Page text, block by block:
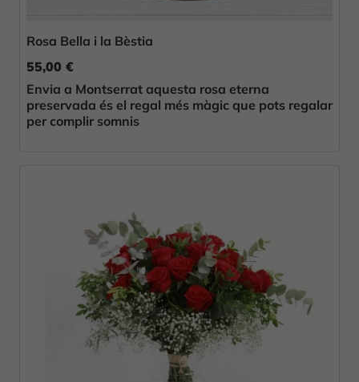
Rosa Bella i la Bèstia
55,00 €
Envia a Montserrat aquesta rosa eterna
preservada és el regal més màgic que pots regalar
per complir somnis